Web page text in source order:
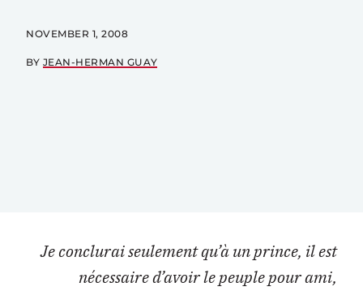
NOVEMBER 1, 2008
BY JEAN-HERMAN GUAY
Je conclurai seulement qu’à un prince, il est
nécessaire d’avoir le peuple pour ami,